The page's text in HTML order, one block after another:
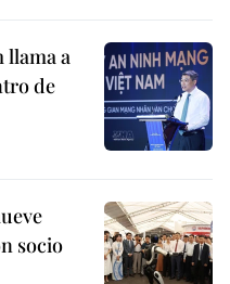
a
de
socio